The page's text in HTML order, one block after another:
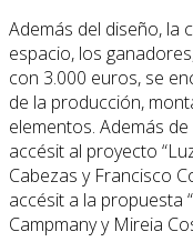
Además del diseño, la
espacio, los
con 3.000 euros, se
de la producción,
elementos. Además
accésit al proyecto
Cabezas y Francisco
accésit a la propuesta
Campmany y Mireia